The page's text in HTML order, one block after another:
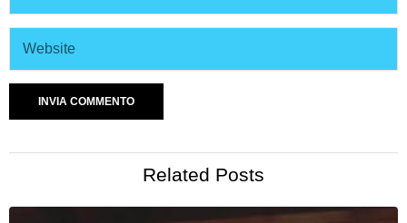
Related Posts